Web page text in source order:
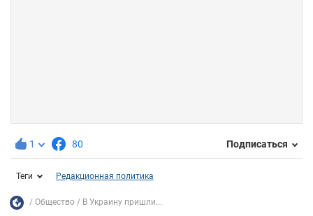
1 80 Подписаться
Теги Редакционная политика
Общество В Украину пришли...